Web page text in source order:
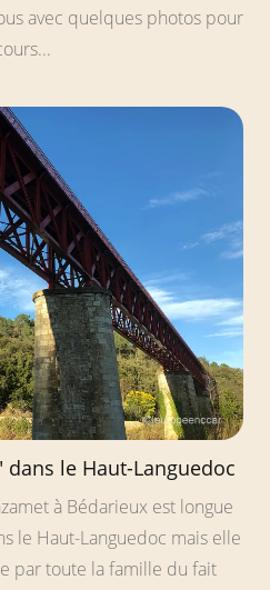
avec quelques photos pour
dans le Haut-Languedoc
à Bédarieux est longue
le Haut-Languedoc mais elle
par toute la famille du fait